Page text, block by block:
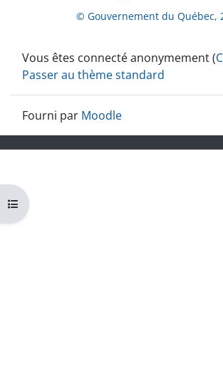
Ouvrir l’index du cours
© Gouvernement du Québec,
Vous êtes connecté anonymement (
Passer au thème standard
Fourni par Moodle